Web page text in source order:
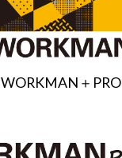
WORKMAN＋PRO